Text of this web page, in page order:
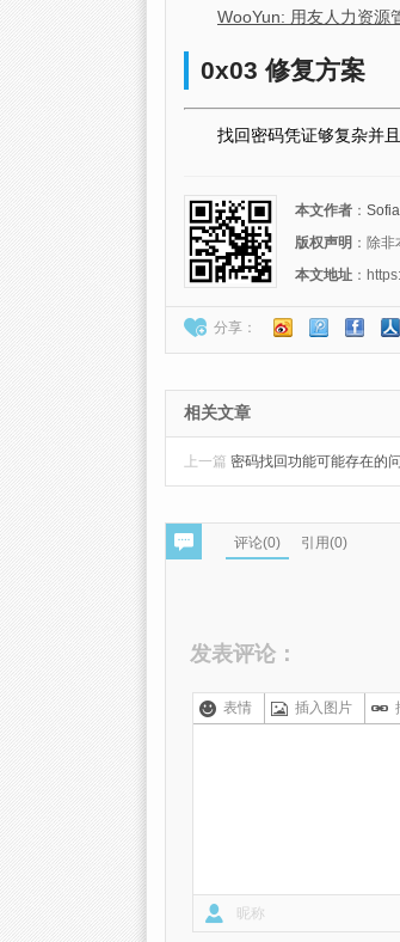
WooYun: 用友人力资源
0x03 修复方案
找回密码凭证够复杂并
本文作者 ： Sofia
版权声明 ：除
本文地址 ：
分享：
相关文章
上一篇 密码找回功能可能存在的
评论(0) 引用(0)
发表评论：
表情 插入图片